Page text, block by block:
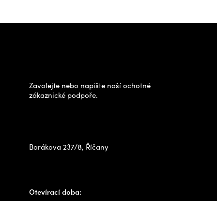
Zavolejte nebo napište naší ochotné
zákaznické podpoře.
Barákova 237/8, Říčany
Otevírací doba: